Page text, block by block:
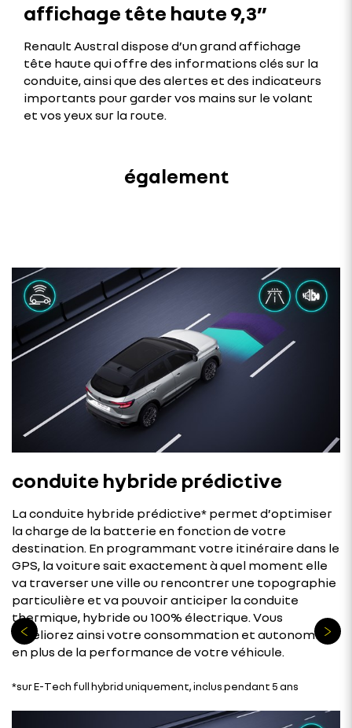
affichage tête haute 9,3”
Renault Austral dispose d’un grand affichage
tête haute qui offre des informations clés sur la
conduite, ainsi que des alertes et des indicateurs
importants pour garder vos mains sur le volant
et vos yeux sur la route.
également
conduite hybride prédictive
La conduite hybride prédictive* permet d’optimiser
la charge de la batterie en fonction de votre
destination. En programmant votre itinéraire dans le
GPS, la voiture sait exactement à quel moment elle
va traverser une ville ou rencontrer une topographie
particulière et va pouvoir anticiper la conduite
thermique, hybride ou 100% électrique. Vous
améliorez ainsi votre consommation et autonomie
en plus de la performance de votre véhicule.
*sur E-Tech full hybrid uniquement, inclus pendant 5 ans